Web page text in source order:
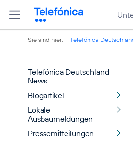
Sie sind hier: Telefónica
Telefónica Deutschland
News
Blogartikel
Lokale
Ausbaumeldungen
Pressemitteilungen